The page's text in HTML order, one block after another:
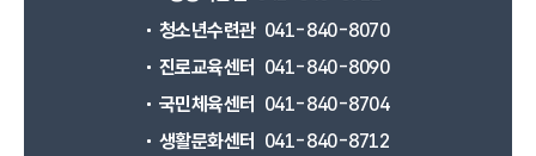
청소년수련관 041-840-8070
진로교육센터
041-840-8090
국민체육센터
041-840-8704
생활문화센터
041-840-8712